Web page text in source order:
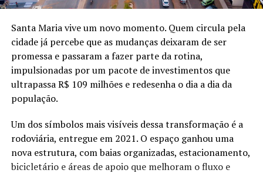
Santa Maria vive um novo momento. Quem circula pela
cidade já percebe que as mudanças deixaram de ser
promessa e passaram a fazer parte da rotina,
impulsionadas por um pacote de investimentos que
ultrapassa R$ 109 milhões e redesenha o dia a dia da
população.
Um dos símbolos mais visíveis dessa transformação é a
rodoviária, entregue em 2021. O espaço ganhou uma
nova estrutura, com baias organizadas, estacionamento,
bicicletário e áreas de apoio que melhoram o fluxo e